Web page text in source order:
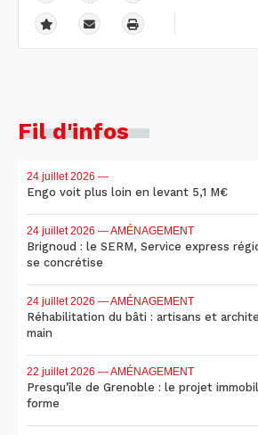
Fil d'infos
24 juillet 2026 —
Engo voit plus loin en levant 5,1 M€
24 juillet 2026 — AMÉNAGEMENT
Brignoud : le SERM, Service express
se concrétise
24 juillet 2026 — AMÉNAGEMENT
Réhabilitation du bâti : artisans et
main
22 juillet 2026 — AMÉNAGEMENT
Presqu'île de Grenoble : le projet
forme